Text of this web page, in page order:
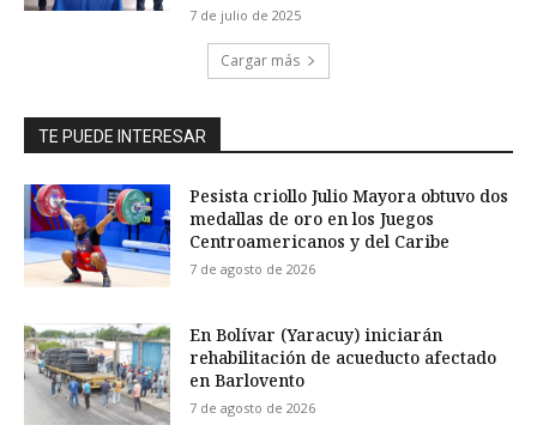
7 de julio de 2025
Cargar más
TE PUEDE INTERESAR
Pesista criollo Julio Mayora obtuvo dos
medallas de oro en los Juegos
Centroamericanos y del Caribe
7 de agosto de 2026
En Bolívar (Yaracuy) iniciarán
rehabilitación de acueducto afectado
en Barlovento
7 de agosto de 2026